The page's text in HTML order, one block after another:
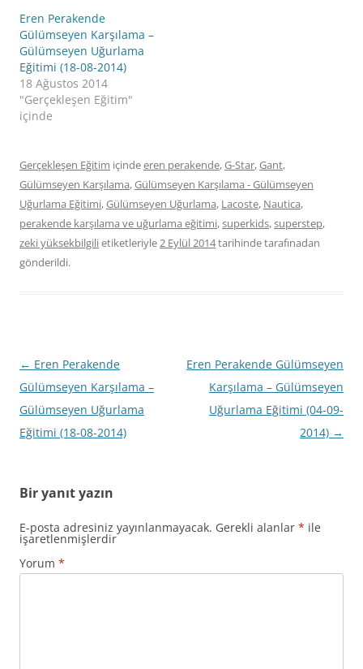
Eren Perakende
Gülümseyen Karşılama –
Gülümseyen Uğurlama
Eğitimi (18-08-2014)
18 Ağustos 2014
"Gerçekleşen Eğitim"
içinde
Gerçekleşen Eğitim içindeeren perakende,G-Star,Gant,
Gülümseyen Karşılama,Gülümseyen Karşılama - Gülümseyen
Uğurlama Eğitimi,Gülümseyen Uğurlama, Lacoste, Nautica,
perakende karşılama ve uğurlama eğitimi,superkids,superstep,
zeki yüksekbilgilietiketleriyle2 Eylül 2014tarihindetarafınadan
gönderildi.
Yazı
dolaşımı
← Eren Perakende
Gülümseyen Karşılama –
Gülümseyen Uğurlama
Eğitimi (18-08-2014)
Eren Perakende Gülümseyen
Karşılama – Gülümseyen
Uğurlama Eğitimi (04-09-
2014) →
Bir yanıt yazın
E-posta adresiniz yayınlanmayacak. Gerekli alanlar * ile
işaretlenmişlerdir
Yorum *